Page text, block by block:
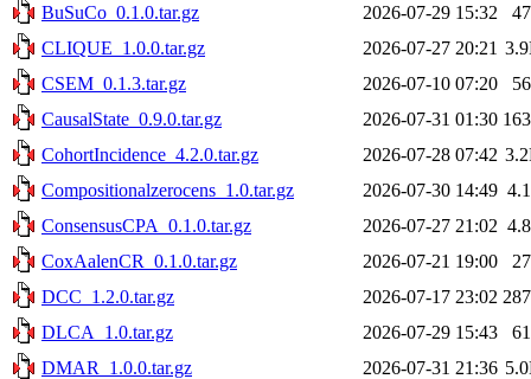
BuSuCo_0.1.0.tar.gz
2026-07-29 15:32
CLIQUE_1.0.0.tar.gz
2026-07-27 20:21
CSEM_0.1.3.tar.gz
2026-07-10 07:20
CausalState_0.9.0.tar.gz
2026-07-31 01:30
CohortIncidence_4.2.0.tar.gz
2026-07-28 07:42
Compositionalzerocens_1.0.tar.gz
2026-07-30 14:49
ConsensusCPA_0.1.0.tar.gz
2026-07-27 21:02
CoxAalenCR_0.1.0.tar.gz
2026-07-21 19:00
DCC_1.2.0.tar.gz
2026-07-17 23:02
DLCA_1.0.tar.gz
2026-07-29 15:43
DMAR_1.0.0.tar.gz
2026-07-31 21:36